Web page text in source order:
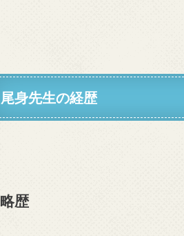
尾身先生の経歴
略歴